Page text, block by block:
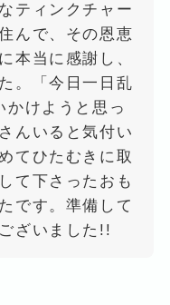
ティンクチャー
んで、その恩恵
本当に感謝し、
。「今日一日乱
かけようと思っ
んいると気付い
てひたむきに取
て下さったおも
です。準備して
ざいました!!